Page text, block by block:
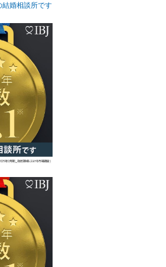
婚相談所です